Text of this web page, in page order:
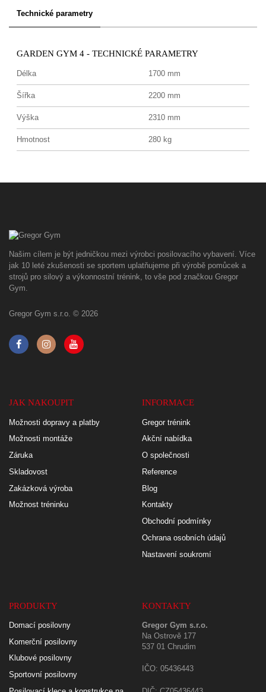
Technické parametry
GARDEN GYM 4 - TECHNICKÉ PARAMETRY
Délka 1700 mm
Šířka 2200 mm
Výška 2310 mm
Hmotnost 280 kg
Našim cílem je být jedničkou mezi výrobci posilovacího vybavení. Více
jak 10 leté zkušenosti se sportem uplatňujeme při výrobě pomůcek a
strojů pro silový a výkonnostní trénink, to vše pod značkou Gregor
Gym.
Gregor Gym s.r.o. © 2026
JAK NAKOUPIT
Možnosti dopravy a platby
Možnosti montáže
Záruka
Skladovost
Zakázková výroba
Možnost tréninku
INFORMACE
Gregor trénink
Akční nabídka
O společnosti
Reference
Blog
Kontakty
Obchodní podmínky
Ochrana osobních údajů
Nastavení soukromí
PRODUKTY
Domací posilovny
Komerční posilovny
Klubové posilovny
Sportovní posilovny
KONTAKTY
Gregor Gym s.r.o.
Na Ostrově 177
537 01 Chrudim
IČO: 05436443